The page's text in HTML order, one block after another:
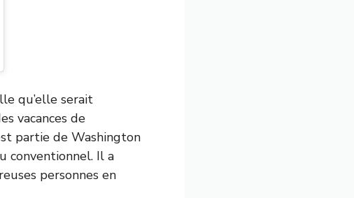
qu’elle serait
vacances de
partie de Washington
conventionnel. Il a
personnes en